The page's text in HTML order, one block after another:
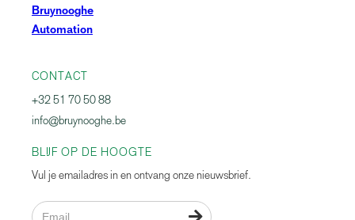
Bruynooghe
Automation
CONTACT
+32 51 70 50 88
info@bruynooghe.be
BLIJF OP DE HOOGTE
Vul je emailadres in en ontvang onze nieuwsbrief.
